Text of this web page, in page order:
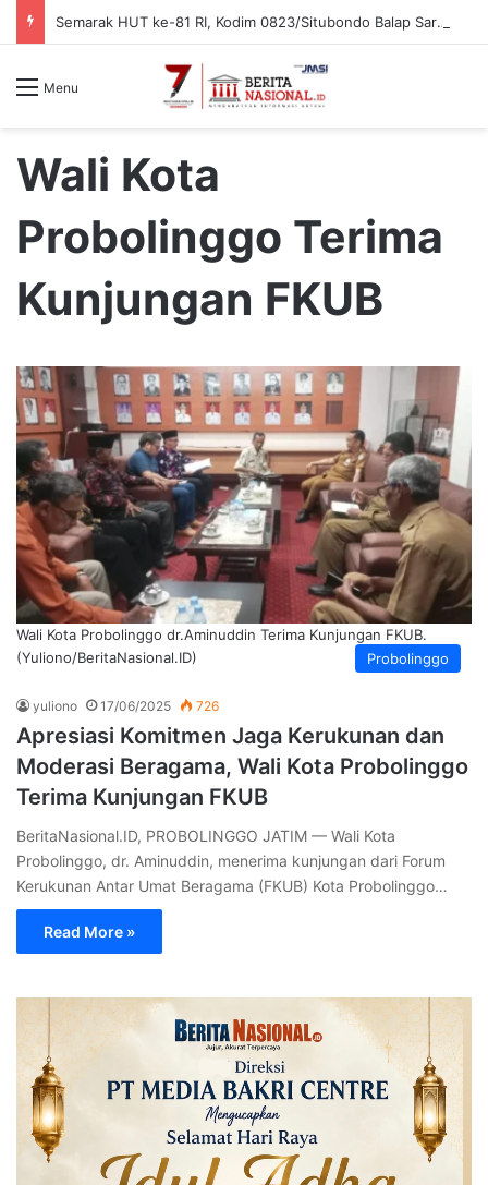
Semarak HUT ke-81 RI, Kodim 0823/Situbondo Balap Sarung Hingga Lomba Bongkar Senjata
Menu
Wali Kota
Probolinggo Terima
Kunjungan FKUB
Probolinggo
Wali Kota Probolinggo dr.Aminuddin Terima Kunjungan FKUB.
(Yuliono/BeritaNasional.ID)
yuliono 17/06/2025 726
Apresiasi Komitmen Jaga Kerukunan dan
Moderasi Beragama, Wali Kota Probolinggo
Terima Kunjungan FKUB
BeritaNasional.ID, PROBOLINGGO JATIM — Wali Kota
Probolinggo, dr. Aminuddin, menerima kunjungan dari Forum
Kerukunan Antar Umat Beragama (FKUB) Kota Probolinggo…
Read More »